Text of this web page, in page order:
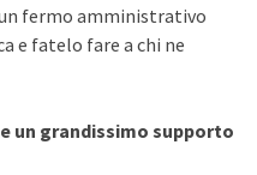
fermo amministrativo
e fatelo fare a chi ne
un grandissimo supporto